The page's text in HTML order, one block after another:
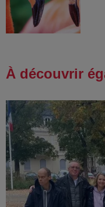
À découvrir